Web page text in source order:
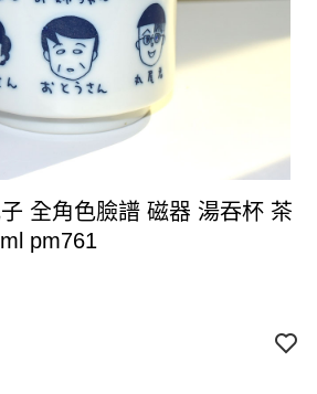
全角色臉譜 磁器 湯吞杯 茶
pm761